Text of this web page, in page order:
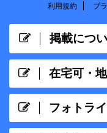
利用規約 プ
掲載につ
在宅可・
フォトラ